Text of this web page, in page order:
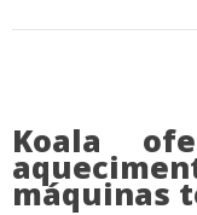
Koala
máquinas